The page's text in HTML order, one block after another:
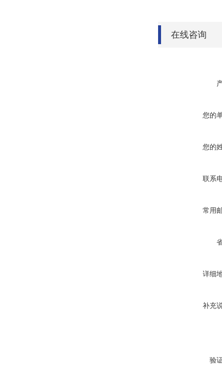
在线咨询
您的
您的
联系
常用
详细
补充
验